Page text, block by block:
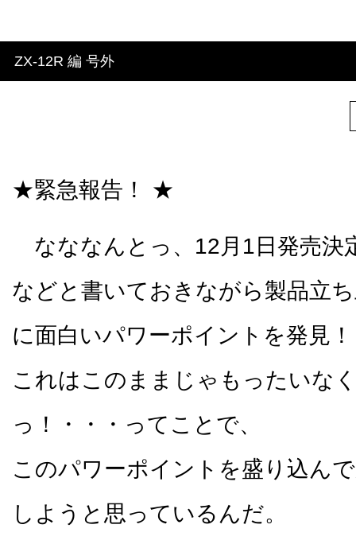
ZX-12R 編 号外
★緊急報告！ ★
なななんとっ、12月1日発売決
などと書いておきながら製品立
に面白いパワーポイントを発見
これはこのままじゃもったいな
っ！・・・ってことで、
このパワーポイントを盛り込ん
しようと思っているんだ。